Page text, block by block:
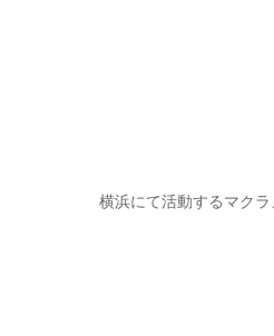
横浜にて活動するマク